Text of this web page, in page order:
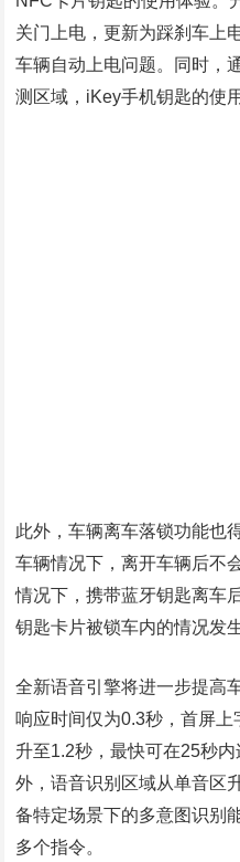
关门上电，更新为踩刹车上
车辆自动上电问题。同时，
测区域，iKey手机钥匙的使
此外，车辆离车落锁功能也
车辆情况下，离开车辆后不
情况下，携带蓝牙钥匙离车
钥匙卡片被锁车内的情况发生
全新语音引擎将进一步提高
响应时间仅为0.3秒，首屏
升至1.2秒，最快可在25秒
外，语音识别区域从单音区
备特定场景下的多意图识别
多个指令。